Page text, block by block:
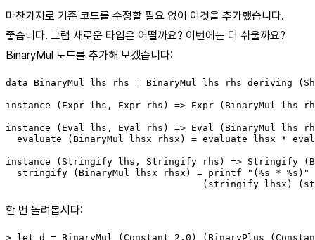
마찬가지로 기존 코드를 수정할 필요 없이 이것을 추가했습니다.
좋습니다. 그럼 새로운 타입은 어떨까요? 이번에는 더 쉬울까요?
BinaryMul 노드를 추가해 보겠습니다:
data BinaryMul lhs rhs = BinaryMul lhs rhs deriving
instance (Expr lhs, Expr rhs) => Expr (BinaryMul lhs
instance (Eval lhs, Eval rhs) => Eval (BinaryMul lhs
evaluate (BinaryMul lhsx rhsx) = evaluate lhsx *
instance (Stringify lhs, Stringify rhs) => Stringify
  stringify (BinaryMul lhsx rhsx) = printf "(%s * %s)"
(stringify lhsx)
한 번 돌려봅시다:
> let d = BinaryMul (Constant 2.0) (BinaryPlus